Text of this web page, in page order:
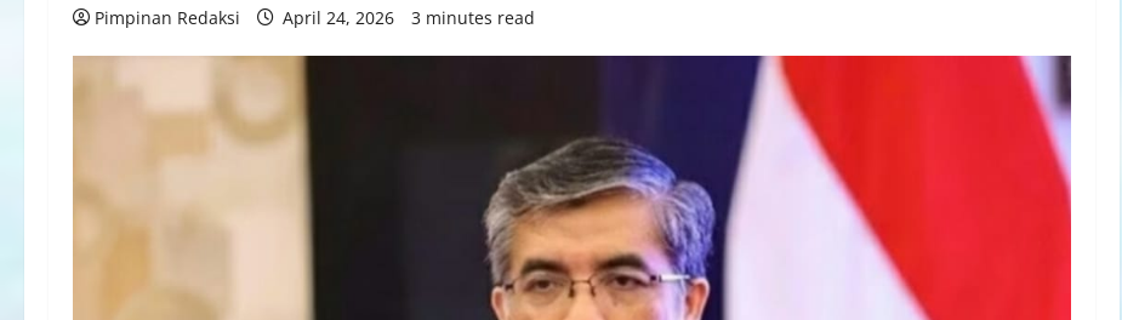
Pimpinan Redaksi April 24, 2026 3 minutes read